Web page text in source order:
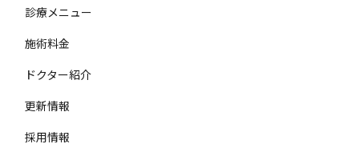
診療メニュー
施術料金
ドクター紹介
更新情報
採用情報